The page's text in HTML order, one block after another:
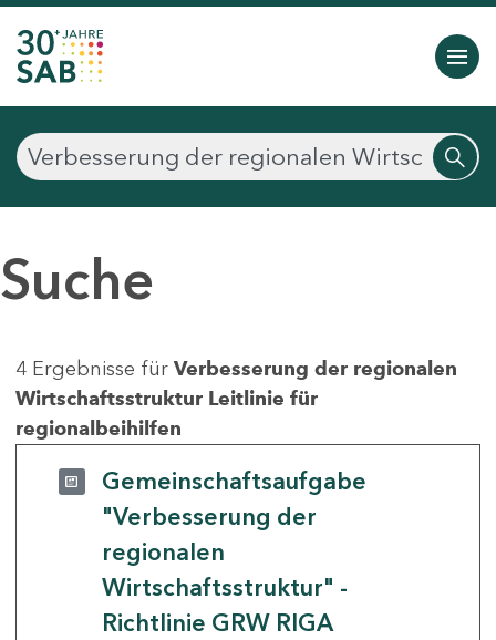
Suche
4 Ergebnisse für Verbesserung der regionalen
Wirtschaftsstruktur Leitlinie für
regionalbeihilfen
Gemeinschaftsaufgabe
"Verbesserung der
regionalen
Wirtschaftsstruktur" -
Richtlinie GRW RIGA